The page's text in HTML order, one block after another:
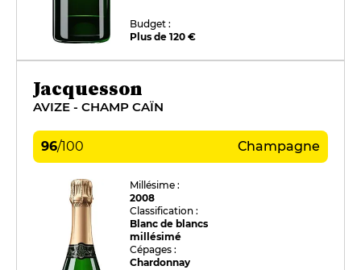
Budget :
Plus de 120 €
Jacquesson
AVIZE - CHAMP CAÏN
96/100 Champagne
Millésime :
2008
Classification :
Blanc de blancs
millésimé
Cépages :
Chardonnay